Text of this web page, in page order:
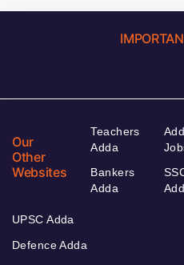
Our
Other
Websites
Teachers
Adda
Bankers
Adda
UPSC Adda
Defence Adda